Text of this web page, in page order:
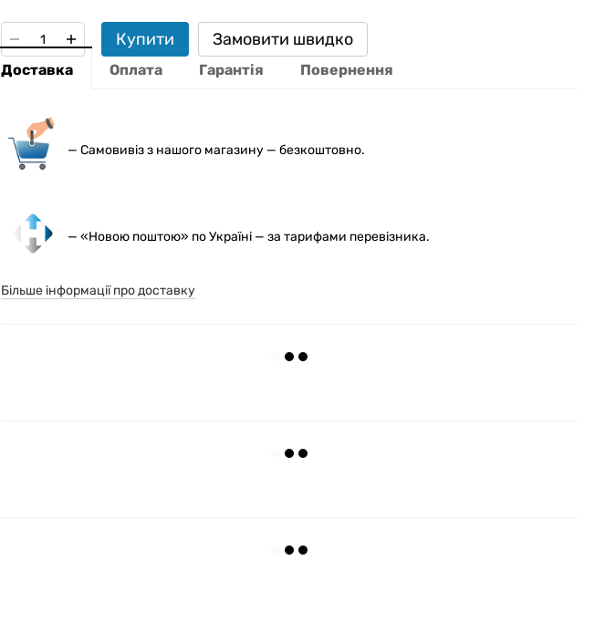
Купити Замовити швидко
Доставка Оплата Гарантія Повернення
— Самовивіз з нашого магазину — безкоштовно.
— «Новою поштою» по Україні — за тарифами перевізника.
Більше інформації про доставку